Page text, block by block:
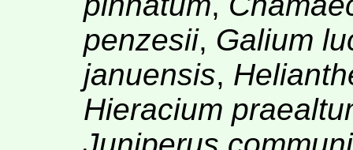
penzesii, Galium
januensis,
Hieracium